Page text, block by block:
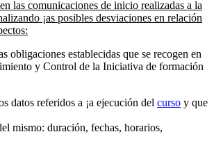
las comunicaciones de inicio realizadas a la
¡as posibles desviaciones en relación
obligaciones establecidas que se recogen en
y Control de la Iniciativa de formación
datos referidos a ¡a ejecución del curso y que
mismo: duración, fechas, horarios,